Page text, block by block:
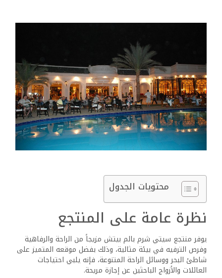
محتويات الجدول
نظرة عامة على المنتجع
يوفر منتجع سيتي شرم بالم بيتش مزيجاً من الراحة والرفاهية
وفرص الترفيه في بيئة مثالية، وذلك بفضل موقعه المتميز على
شاطئ البحر ووسائل الراحة المتنوعة، فإنه يلبي احتياجات
العائلات والأزواج الباحثين عن إجازة مريحة.